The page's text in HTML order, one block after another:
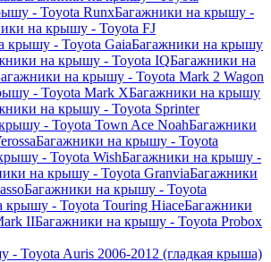
- Toyota RunxБагажники на крышу -
на крышу - Toyota FJ
крышу - Toyota GaiaБагажники на крышу
на крышу - Toyota IQБагажники на
на крышу - Toyota Mark 2 Wagon
- Toyota Mark XБагажники на крышу
на крышу - Toyota Sprinter
- Toyota Town Ace NoahБагажники
Багажники на крышу - Toyota
- Toyota WishБагажники на крышу -
на крышу - Toyota GranviaБагажники
Багажники на крышу - Toyota
крышу - Toyota Touring HiaceБагажники
IIБагажники на крышу - Toyota Probox
- Toyota Auris 2006-2012 (гладкая крыша)